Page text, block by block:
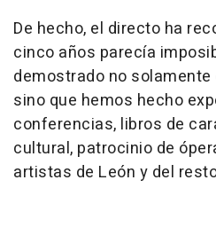
De hecho, el directo ha
cinco años parecía
demostrado no
sino que hemos hecho
conferencias, libros de
cultural, patrocinio de
artistas de León y del